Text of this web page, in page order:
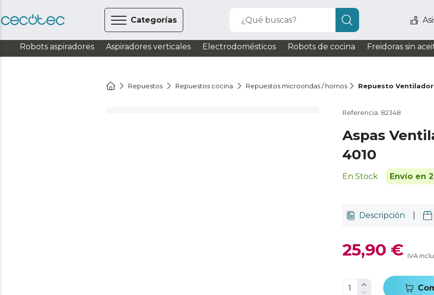
Categorías ¿Qué buscas?
Robots aspiradores Aspiradores verticales Electrodomésticos Robots de cocina Freidoras sin
Repuestos Repuestos cocina Repuestos microondas / hornos Repuesto
Referencia: 82348
Aspas
4010
En Stock Envío en
Descripción
25,90 € IVA